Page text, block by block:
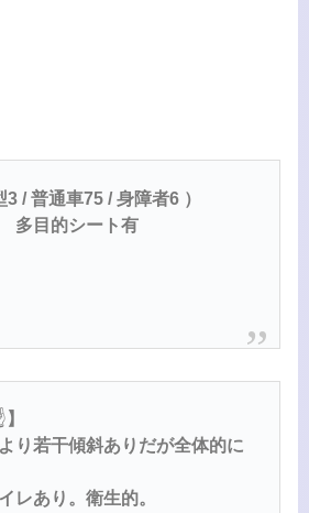
/ 普通車75 / 身障者6 ）
多目的シート有
】
り若干傾斜ありだが全体的に
レあり。衛生的。